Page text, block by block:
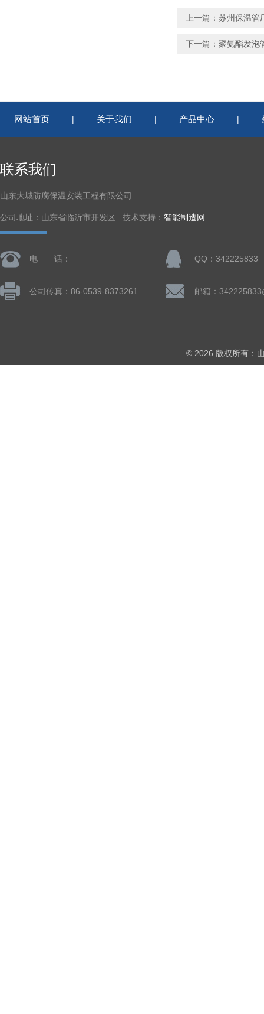
上一篇： 苏州保温管
下一篇： 聚氨酯发泡
网站首页 | 关于我们 | 产品中心 |
联系我们
山东大城防腐保温安装工程有限公司
公司地址：山东省临沂市开发区 技术支持： 智能制造网
电 话： QQ：342225833
公司传真：86-0539-8373261 邮箱：
© 2026 版权所有：